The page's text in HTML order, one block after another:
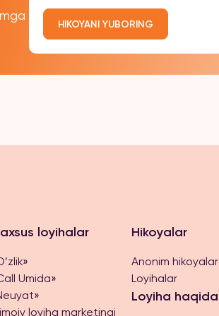
HIKOYANI YUBORING
loyihalar
Umida»
loyiha marketingi
Hikoyalar
Anonim hikoyalar
Loyihalar
Loyiha haqida